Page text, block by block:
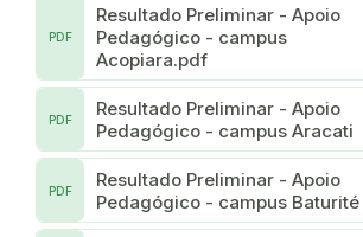
Resultado Preliminar - Apoio
Pedagógico - campus
Acopiara.pdf
PDF
Resultado Preliminar - Apoio
Pedagógico - campus Aracati
PDF
Resultado Preliminar - Apoio
Pedagógico - campus Baturité
PDF